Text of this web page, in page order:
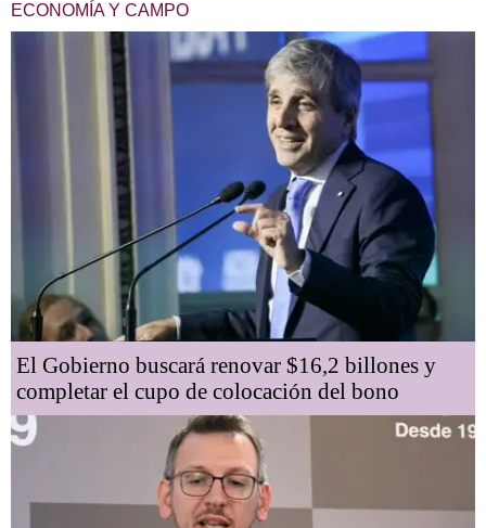
ECONOMÍA Y CAMPO
El Gobierno buscará renovar $16,2 billones y
completar el cupo de colocación del bono